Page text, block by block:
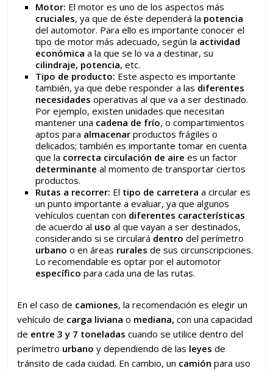
Motor: El motor es uno de los aspectos más
cruciales, ya que de éste dependerá la potencia
del automotor. Para ello es importante conocer el
tipo de motor más adecuado, según la actividad
económica a la que se lo va a destinar, su
cilindraje, potencia, etc.
Tipo de producto: Este aspecto es importante
también, ya que debe responder a las diferentes
necesidades operativas al que va a ser destinado.
Por ejemplo, existen unidades que necesitan
mantener una cadena de frío, o compartimientos
aptos para almacenar productos frágiles o
delicados; también es importante tomar en cuenta
que la correcta circulación de aire es un factor
determinante al momento de transportar ciertos
productos.
Rutas a recorrer: El tipo de carretera a circular es
un punto importante a evaluar, ya que algunos
vehículos cuentan con diferentes características
de acuerdo al uso al que vayan a ser destinados,
considerando si se circulará dentro del perímetro
urbano o en áreas rurales de sus circunscripciones.
Lo recomendable es optar por el automotor
específico para cada una de las rutas.
En el caso de camiones, la recomendación es elegir un
vehículo de carga liviana o mediana, con una capacidad
de entre 3 y 7 toneladas cuando se utilice dentro del
perímetro urbano y dependiendo de las leyes de
tránsito de cada ciudad. En cambio, un camión para uso